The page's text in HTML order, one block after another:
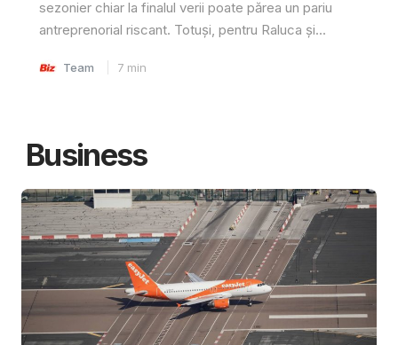
sezonier chiar la finalul verii poate părea un pariu
antreprenorial riscant. Totuși, pentru Raluca și...
Team 7 min
Business